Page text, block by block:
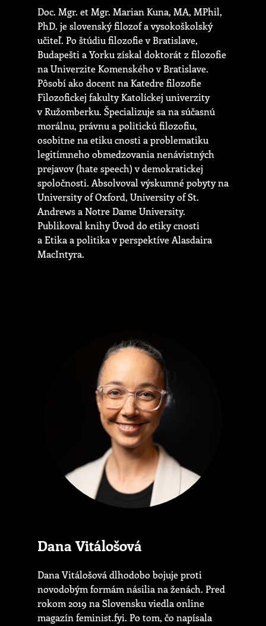
Doc. Mgr. et Mgr. Marian Kuna, MA, MPhil,
PhD. je slovenský filozof a vysokoškolský
učiteľ. Po štúdiu filozofie v Bratislave,
Budapešti a Yorku získal doktorát z filozofie
na Univerzite Komenského v Bratislave.
Pôsobí ako docent na Katedre filozofie
Filozofickej fakulty Katolíckej univerzity
v Ružomberku. Špecializuje sa na súčasnú
morálnu, právnu a politickú filozofiu,
osobitne na etiku cnosti a problematiku
legitímneho obmedzovania nenávistných
prejavov (hate speech) v demokratickej
spoločnosti. Absolvoval výskumné pobyty na
University of Oxford, University of St.
Andrews a Notre Dame University.
Publikoval knihy Úvod do etiky cnosti
a Etika a politika v perspektíve Alasdaira
MacIntyra.
Dana Vitálošová
Dana Vitálošová dlhodobo bojuje proti
novodobým formám násilia na ženách. Pred
rokom 2019 na Slovensku viedla online
magazín feminist.fyi. Po tom, čo napísala